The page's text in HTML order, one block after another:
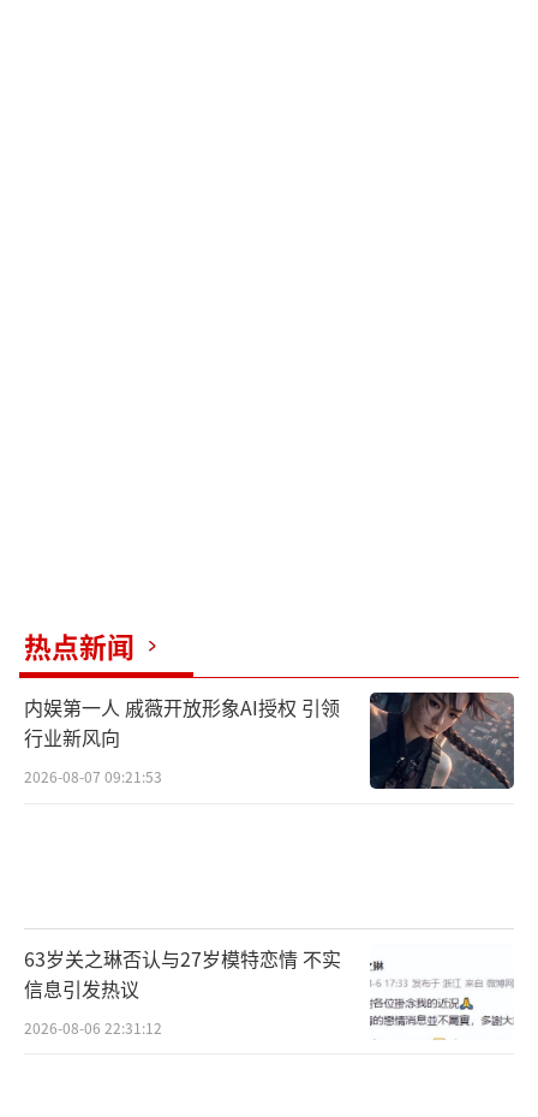
热点新闻
内娱第一人 戚薇开放形象AI授权 引领
行业新风向
2026-08-07 09:21:53
63岁关之琳否认与27岁模特恋情 不实
信息引发热议
2026-08-06 22:31:12